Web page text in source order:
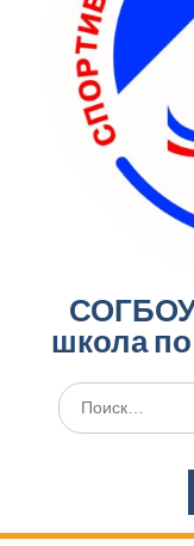
школа
Поиск
по: